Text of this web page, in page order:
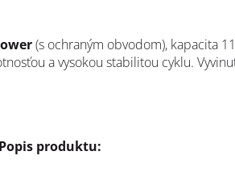
(s ochraným obvodom), kapacita
a vysokou stabilitou cyklu.
Popis produktu: